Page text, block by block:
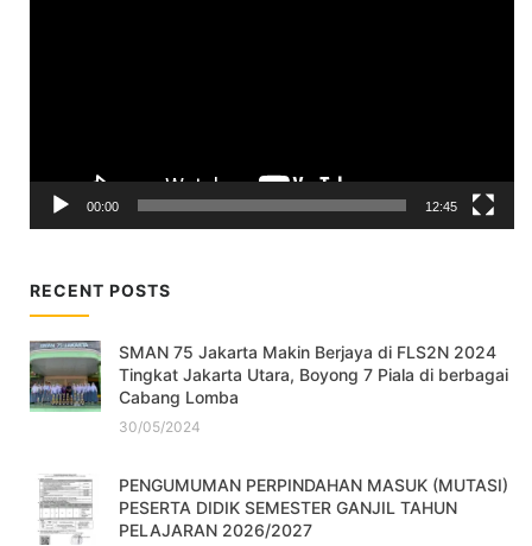
00:00 12:45
RECENT POSTS
SMAN 75 Jakarta Makin Berjaya di FLS2N 2024
Tingkat Jakarta Utara, Boyong 7 Piala di berbagai
Cabang Lomba
30/05/2024
PENGUMUMAN PERPINDAHAN MASUK (MUTASI)
PESERTA DIDIK SEMESTER GANJIL TAHUN
PELAJARAN 2026/2027